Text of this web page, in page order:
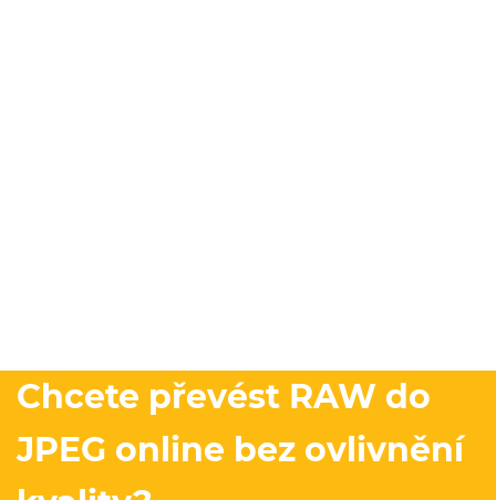
Chcete převést RAW do
JPEG online bez ovlivnění